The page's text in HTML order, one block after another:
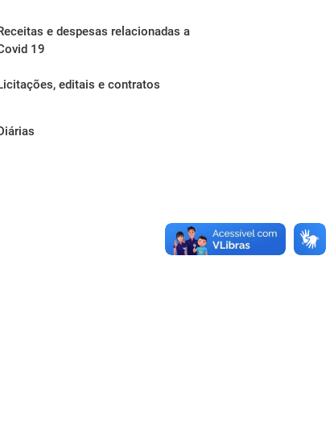
e despesas relacionadas a
19
editais e contratos